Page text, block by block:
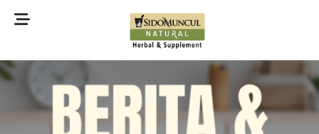
©2022 Sidomuncul Natural All right reserved